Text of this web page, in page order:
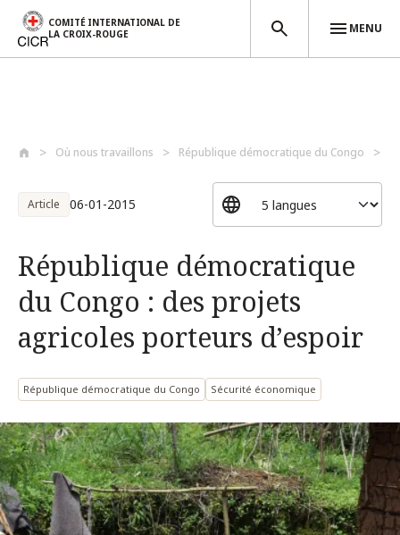
COMITÉ INTERNATIONAL DE
LA CROIX-ROUGE
MENU
Où nous travaillons République démocratique du Congo
Article 06-01-2015
République démocratique
du Congo : des projets
agricoles porteurs d’espoir
République démocratique du Congo Sécurité économique